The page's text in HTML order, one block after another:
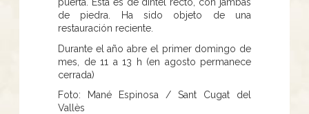
de piedra. Ha sido objeto de una
restauración reciente.
Durante el año abre el primer domingo de
mes, de 11 a 13 h (en agosto permanece
cerrada)
Foto: Mané Espinosa / Sant Cugat del
Vallès